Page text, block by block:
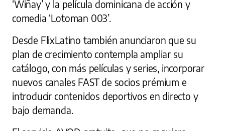
‘Wiñay’ y la película dominicana de acción y
comedia ‘Lotoman 003’.
Desde FlixLatino también anunciaron que su
plan de crecimiento contempla ampliar su
catálogo, con más películas y series, incorporar
nuevos canales FAST de socios prémium e
introducir contenidos deportivos en directo y
bajo demanda.